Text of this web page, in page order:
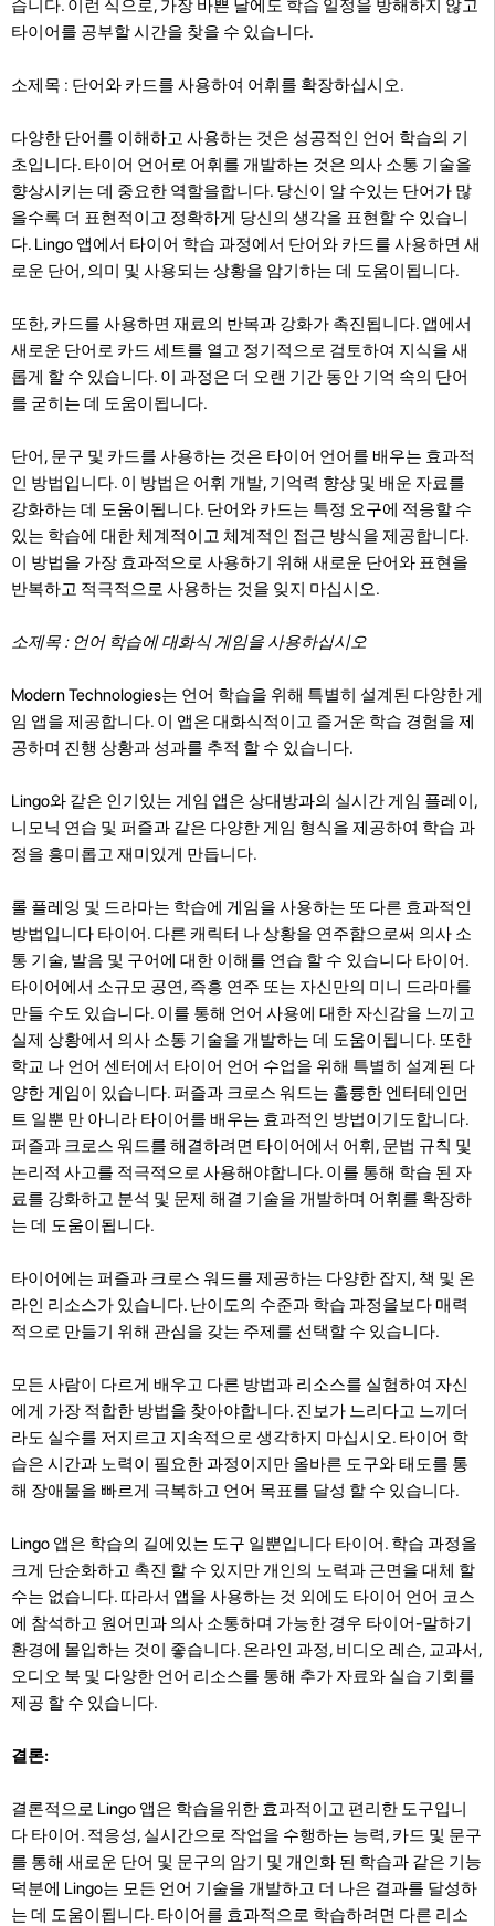
습니다. 이런 식으로, 가장 바쁜 날에도 학습 일정을 방해하지 않고
타이어를 공부할 시간을 찾을 수 있습니다.
소제목 : 단어와 카드를 사용하여 어휘를 확장하십시오.
다양한 단어를 이해하고 사용하는 것은 성공적인 언어 학습의 기
초입니다. 타이어 언어로 어휘를 개발하는 것은 의사 소통 기술을
향상시키는 데 중요한 역할을합니다. 당신이 알 수있는 단어가 많
을수록 더 표현적이고 정확하게 당신의 생각을 표현할 수 있습니
다. Lingo 앱에서 타이어 학습 과정에서 단어와 카드를 사용하면 새
로운 단어, 의미 및 사용되는 상황을 암기하는 데 도움이됩니다.
또한, 카드를 사용하면 재료의 반복과 강화가 촉진됩니다. 앱에서
새로운 단어로 카드 세트를 열고 정기적으로 검토하여 지식을 새
롭게 할 수 있습니다. 이 과정은 더 오랜 기간 동안 기억 속의 단어
를 굳히는 데 도움이됩니다.
단어, 문구 및 카드를 사용하는 것은 타이어 언어를 배우는 효과적
인 방법입니다. 이 방법은 어휘 개발, 기억력 향상 및 배운 자료를
강화하는 데 도움이됩니다. 단어와 카드는 특정 요구에 적응할 수
있는 학습에 대한 체계적이고 체계적인 접근 방식을 제공합니다.
이 방법을 가장 효과적으로 사용하기 위해 새로운 단어와 표현을
반복하고 적극적으로 사용하는 것을 잊지 마십시오.
소제목 : 언어 학습에 대화식 게임을 사용하십시오
Modern Technologies는 언어 학습을 위해 특별히 설계된 다양한 게
임 앱을 제공합니다. 이 앱은 대화식적이고 즐거운 학습 경험을 제
공하며 진행 상황과 성과를 추적 할 수 있습니다.
Lingo와 같은 인기있는 게임 앱은 상대방과의 실시간 게임 플레이,
니모닉 연습 및 퍼즐과 같은 다양한 게임 형식을 제공하여 학습 과
정을 흥미롭고 재미있게 만듭니다.
롤 플레잉 및 드라마는 학습에 게임을 사용하는 또 다른 효과적인
방법입니다 타이어. 다른 캐릭터 나 상황을 연주함으로써 의사 소
통 기술, 발음 및 구어에 대한 이해를 연습 할 수 있습니다 타이어.
타이어에서 소규모 공연, 즉흥 연주 또는 자신만의 미니 드라마를
만들 수도 있습니다. 이를 통해 언어 사용에 대한 자신감을 느끼고
실제 상황에서 의사 소통 기술을 개발하는 데 도움이됩니다. 또한
학교 나 언어 센터에서 타이어 언어 수업을 위해 특별히 설계된 다
양한 게임이 있습니다. 퍼즐과 크로스 워드는 훌륭한 엔터테인먼
트 일뿐 만 아니라 타이어를 배우는 효과적인 방법이기도합니다.
퍼즐과 크로스 워드를 해결하려면 타이어에서 어휘, 문법 규칙 및
논리적 사고를 적극적으로 사용해야합니다. 이를 통해 학습 된 자
료를 강화하고 분석 및 문제 해결 기술을 개발하며 어휘를 확장하
는 데 도움이됩니다.
타이어에는 퍼즐과 크로스 워드를 제공하는 다양한 잡지, 책 및 온
라인 리소스가 있습니다. 난이도의 수준과 학습 과정을보다 매력
적으로 만들기 위해 관심을 갖는 주제를 선택할 수 있습니다.
모든 사람이 다르게 배우고 다른 방법과 리소스를 실험하여 자신
에게 가장 적합한 방법을 찾아야합니다. 진보가 느리다고 느끼더
라도 실수를 저지르고 지속적으로 생각하지 마십시오. 타이어 학
습은 시간과 노력이 필요한 과정이지만 올바른 도구와 태도를 통
해 장애물을 빠르게 극복하고 언어 목표를 달성 할 수 있습니다.
Lingo 앱은 학습의 길에있는 도구 일뿐입니다 타이어. 학습 과정을
크게 단순화하고 촉진 할 수 있지만 개인의 노력과 근면을 대체 할
수는 없습니다. 따라서 앱을 사용하는 것 외에도 타이어 언어 코스
에 참석하고 원어민과 의사 소통하며 가능한 경우 타이어-말하기
환경에 몰입하는 것이 좋습니다. 온라인 과정, 비디오 레슨, 교과서,
오디오 북 및 다양한 언어 리소스를 통해 추가 자료와 실습 기회를
제공 할 수 있습니다.
결론:
결론적으로 Lingo 앱은 학습을위한 효과적이고 편리한 도구입니
다 타이어. 적응성, 실시간으로 작업을 수행하는 능력, 카드 및 문구
를 통해 새로운 단어 및 문구의 암기 및 개인화 된 학습과 같은 기능
덕분에 Lingo는 모든 언어 기술을 개발하고 더 나은 결과를 달성하
는 데 도움이됩니다. 타이어를 효과적으로 학습하려면 다른 리소